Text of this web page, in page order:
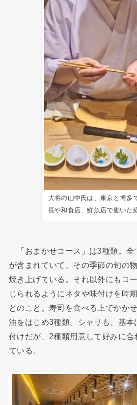
大将の山中氏は、東京と博多
長や和食店、鮮魚店で働いた
「おまかせコース」は3種類。全
が含まれていて、その季節の旬の
焼き上げている。それ以外にもコ
じられるようにネタや味付けを時
とのこと。寿司を食べる上でかか
油をはじめ3種類。シャリも、基本
付けだが、2種類用意して好みに合
ている。